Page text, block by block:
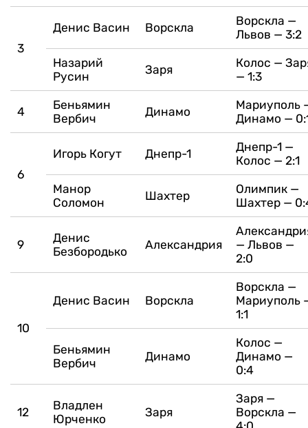
3
Денис Васин Ворскла
Ворскла —
Львов — 3:2
Назарий
Русин
Заря
Колос —
— 1:3
4
Беньямин
Вербич
Динамо
Мариуполь
Динамо —
6
Игорь Когут Днепр-1
Днепр-1 —
Колос — 2:1
Манор
Соломон
Шахтер
Олимпик —
Шахтер —
9
Денис
Безбородько
Александрия
— Львов —
2:0
10
Денис Васин Ворскла
Ворскла —
Мариуполь
1:1
Беньямин
Вербич
Динамо
Колос —
Динамо —
0:4
12
Владлен
Юрченко
Заря
Заря —
Ворскла —